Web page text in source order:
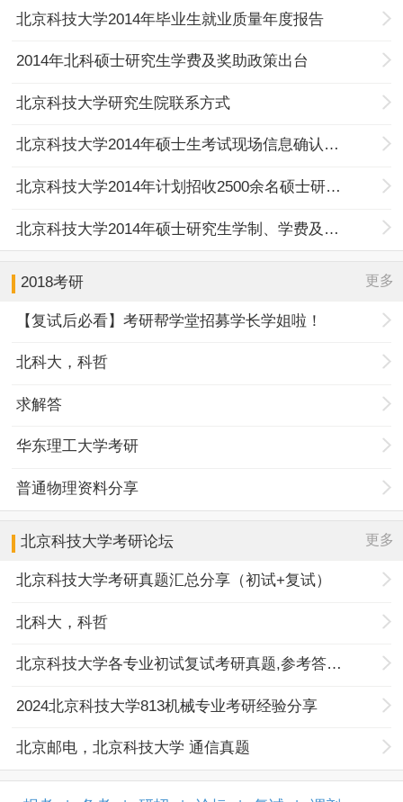
北京科技大学2014年毕业生就业质量年度报告
2014年北科硕士研究生学费及奖助政策出台
北京科技大学研究生院联系方式
北京科技大学2014年硕士生考试现场信息确认须知
北京科技大学2014年计划招收2500余名硕士研究生
北京科技大学2014年硕士研究生学制、学费及奖助政策
2018考研 更多
【复试后必看】考研帮学堂招募学长学姐啦！
北科大，科哲
求解答
华东理工大学考研
普通物理资料分享
北京科技大学考研论坛 更多
北京科技大学考研真题汇总分享（初试+复试）
北科大，科哲
北京科技大学各专业初试复试考研真题,参考答案,重点范围
2024北京科技大学813机械专业考研经验分享
北京邮电，北京科技大学 通信真题